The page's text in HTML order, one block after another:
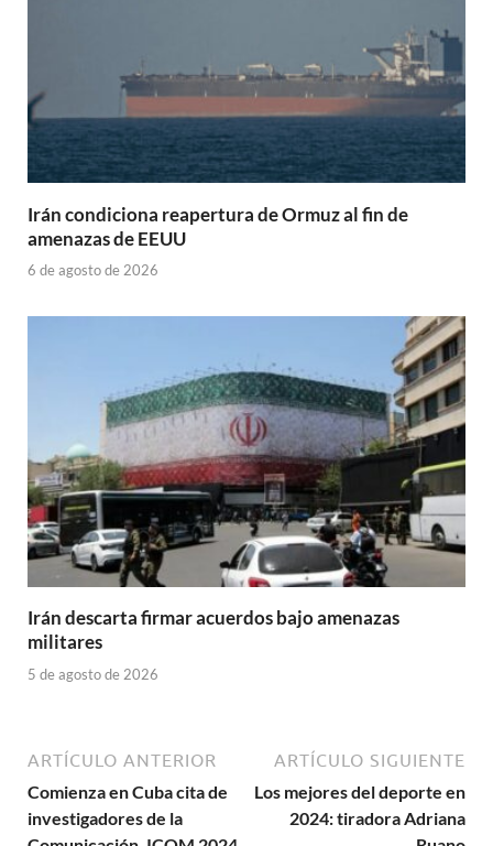
Irán condiciona reapertura de Ormuz al fin de
amenazas de EEUU
6 de agosto de 2026
Irán descarta firmar acuerdos bajo amenazas
militares
5 de agosto de 2026
ARTÍCULO ANTERIOR
Comienza en Cuba cita de
investigadores de la
ARTÍCULO SIGUIENTE
Los mejores del deporte en
2024: tiradora Adriana